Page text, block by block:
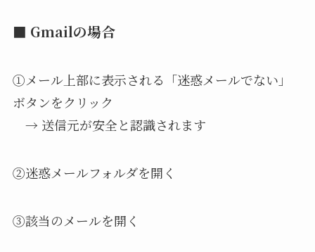
■ Gmailの場合
①メール上部に表示される「迷惑メールでない」
ボタンをクリック
→ 送信元が安全と認識されます
②迷惑メールフォルダを開く
③該当のメールを開く